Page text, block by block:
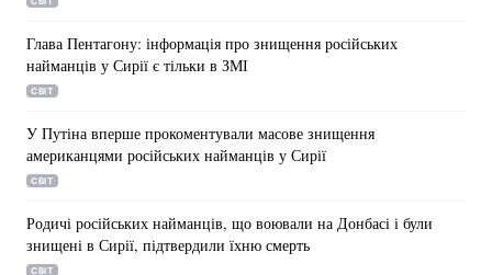
Глава Пентагону: інформація про знищення російських
найманців у Сирії є тільки в ЗМІ
СВІТ
У Путіна вперше прокоментували масове знищення
американцями російських найманців у Сирії
СВІТ
Родичі російських найманців, що воювали на Донбасі і були
знищені в Сирії, підтвердили їхню смерть
СВІТ